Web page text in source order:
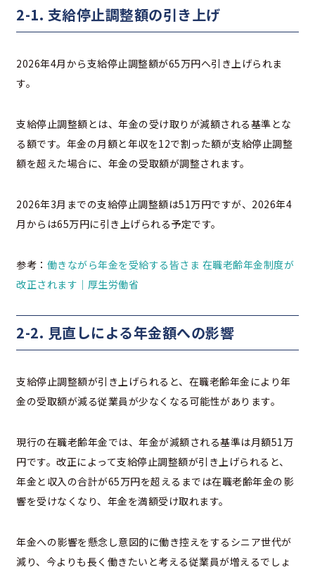
2-1. 支給停止調整額の引き上げ
2026年4月から支給停止調整額が65万円へ引き上げられま
す。
支給停止調整額とは、年金の受け取りが減額される基準とな
る額です。年金の月額と年収を12で割った額が支給停止調整
額を超えた場合に、年金の受取額が調整されます。
2026年3月までの支給停止調整額は51万円ですが、2026年4
月からは65万円に引き上げられる予定です。
参考： 働きながら年金を受給する皆さま 在職老齢年金制度が
改正されます｜厚生労働省
2-2. 見直しによる年金額への影響
支給停止調整額が引き上げられると、在職老齢年金により年
金の受取額が減る従業員が少なくなる可能性があります。
現行の在職老齢年金では、年金が減額される基準は月額51万
円です。改正によって支給停止調整額が引き上げられると、
年金と収入の合計が65万円を超えるまでは在職老齢年金の影
響を受けなくなり、年金を満額受け取れます。
年金への影響を懸念し意図的に働き控えをするシニア世代が
減り、今よりも長く働きたいと考える従業員が増えるでしょ